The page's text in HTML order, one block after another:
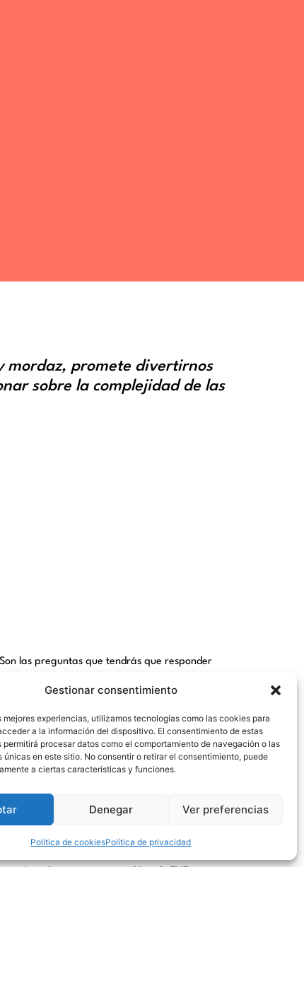
Gestionar consentimiento
mejores experiencias, utilizamos tecnologías como las cookies para
a la información del dispositivo. El consentimiento de estas
permitirá procesar datos como el comportamiento de navegación o las
en este sitio. No consentir o retirar el consentimiento, puede
a ciertas características y funciones.
Denegar Ver preferencias
Política de cookiesPolítica de privacidad
mordaz, promete divertirnos
sobre la complejidad de las
las preguntas que tendrás que responder
horas.
una realidad inexistente para poder
y crear una ficción donde cada uno
agradables sacará lo peor de cada uno, como
las unas con las otras.
“»La historia engancha con su intriga,
perfectamente coreografiado que